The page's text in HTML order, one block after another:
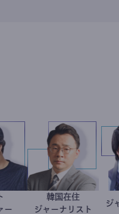
グラファー
韓国在住
ジャーナリスト